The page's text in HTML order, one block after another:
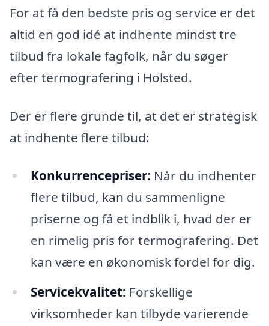
For at få den bedste pris og service er det
altid en god idé at indhente mindst tre
tilbud fra lokale fagfolk, når du søger
efter termografering i Holsted.
Der er flere grunde til, at det er strategisk
at indhente flere tilbud:
Konkurrencepriser: Når du indhenter
flere tilbud, kan du sammenligne
priserne og få et indblik i, hvad der er
en rimelig pris for termografering. Det
kan være en økonomisk fordel for dig.
Servicekvalitet: Forskellige
virksomheder kan tilbyde varierende